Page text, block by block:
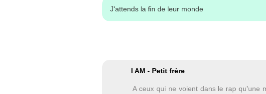
J'attends la fin de leur monde
I AM - Petit frère
A ceux qui ne voient dans le rap qu'une